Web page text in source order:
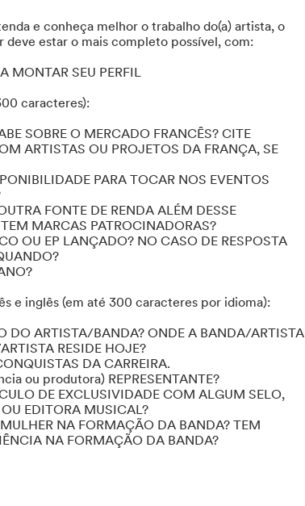
e conheça melhor o trabalho do(a) artista, o
estar o mais completo possível, com:
MONTAR SEU PERFIL
caracteres):
SOBRE O MERCADO FRANCÊS? CITE
ARTISTAS OU PROJETOS DA FRANÇA, SE
PARA TOCAR NOS EVENTOS
FONTE DE RENDA ALÉM DESSE
MARCAS PATROCINADORAS?
OU EP LANÇADO? NO CASO DE RESPOSTA
e inglês (em até 300 caracteres por idioma):
DO ARTISTA/BANDA? ONDE A BANDA/ARTISTA
RESIDE HOJE?
DA CARREIRA.
ou produtora) REPRESENTANTE?
DE EXCLUSIVIDADE COM ALGUM SELO,
EDITORA MUSICAL?
NA FORMAÇÃO DA BANDA? TEM
NA FORMAÇÃO DA BANDA?